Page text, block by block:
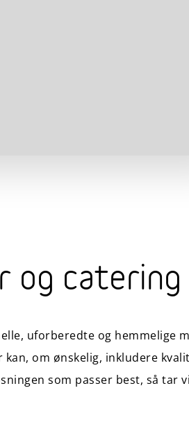
og catering
uforberedte og hemmelige
om ønskelig, inkludere
som passer best, så tar